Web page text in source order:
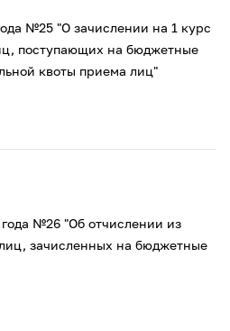
№25 "О зачислении на 1 курс
поступающих на бюджетные
квоты приема лиц"
года №26 "Об отчислении из
зачисленных на бюджетные